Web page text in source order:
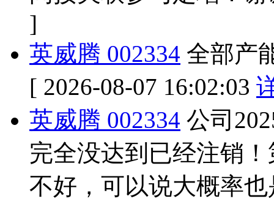
]
英威腾 002334 全部产
[ 2026-08-07 16:02:03
英威腾 002334 公司
完全没达到已经注销
不好，可以说大概率